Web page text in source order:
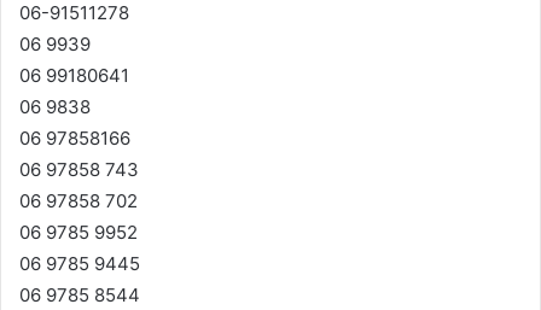
06-91511278
06 9939
06 99180641
06 9838
06 97858166
06 97858 743
06 97858 702
06 9785 9952
06 9785 9445
06 9785 8544